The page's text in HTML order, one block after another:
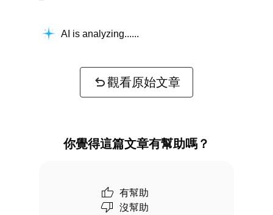
AI is analyzing...
觀看原始文章
你覺得這篇文章有幫助嗎？
有幫助
沒幫助